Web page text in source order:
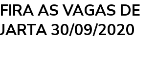
AS VAGAS DE
30/09/2020